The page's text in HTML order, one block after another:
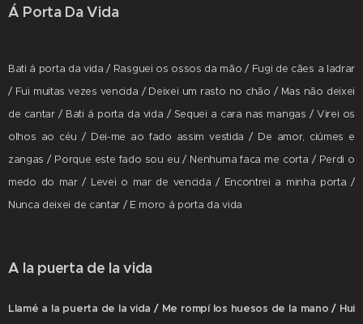
Á Porta Da Vida
Bati á porta da vida / Rasguei os ossos da mão / Fugi de cães a ladrar
/ Fui muitas vezes vencida / Deixei um rasto no chão / Mas não deixei
de cantar / Bati á porta da vida / Sequei a cara nas mangas / Virei os
olhos ao céu / Dei-me ao fado assim vestida / De amor, ciúmes e
zangas / Porque este fado sou eu / Nenhuma faca me corta / Perdi o
medo do mar / Levei o mar de vencida / Encontrei a minha porta /
Nunca deixei de cantar / E moro á porta da vida
A la puerta de la vida
Llamé a la puerta de la vida / Me rompí los huesos de la mano / Hui